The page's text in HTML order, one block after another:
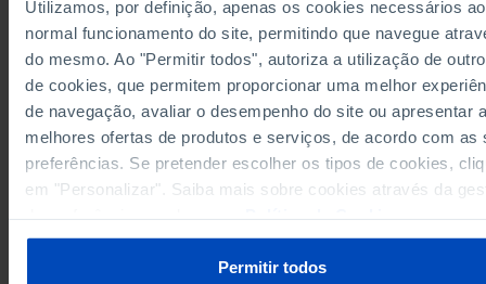
Utilizamos, por definição, apenas os cookies necessários ao
normal funcionamento do site, permitindo que navegue
do mesmo. Ao "Permitir todos", autoriza a utilização de
de cookies, que permitem proporcionar uma melhor
de navegação, avaliar o desempenho do site ou apresentar
melhores ofertas de produtos e serviços, de acordo com as
preferências. Se pretender escolher os tipos de cookies,
em "Personalizar". Saiba mais sobre cookies através da
Permitir todos
RELATED
PISA Science results for students residing in Portugal in Portugal
Graduates in higher education: total and by area of education and training